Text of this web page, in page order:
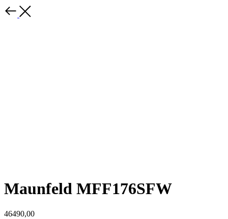
Maunfeld MFF176SFW
46490,00